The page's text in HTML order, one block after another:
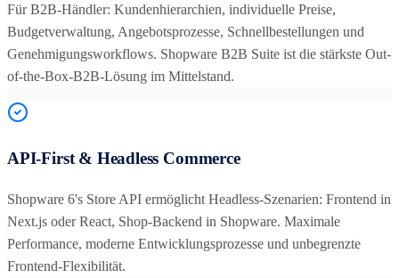
Für B2B-Händler: Kundenhierarchien, individuelle Preise,
Budgetverwaltung, Angebotsprozesse, Schnellbestellungen und
Genehmigungsworkflows. Shopware B2B Suite ist die stärkste Out-
of-the-Box-B2B-Lösung im Mittelstand.
API-First & Headless Commerce
Shopware 6's Store API ermöglicht Headless-Szenarien: Frontend in
Next.js oder React, Shop-Backend in Shopware. Maximale
Performance, moderne Entwicklungsprozesse und unbegrenzte
Frontend-Flexibilität.